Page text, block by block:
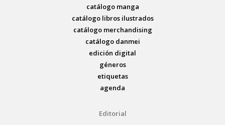
catálogo manga
catálogo libros ilustrados
catálogo merchandising
catálogo danmei
edición digital
géneros
etiquetas
agenda
Editorial